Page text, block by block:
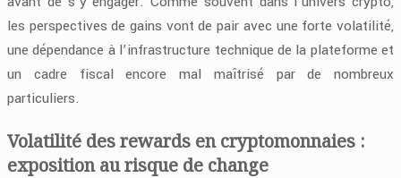
les perspectives de gains vont de pair avec une forte volatilité,
une dépendance à l’infrastructure technique de la plateforme et
un cadre fiscal encore mal maîtrisé par de nombreux
particuliers.
Volatilité des rewards en cryptomonnaies :
exposition au risque de change